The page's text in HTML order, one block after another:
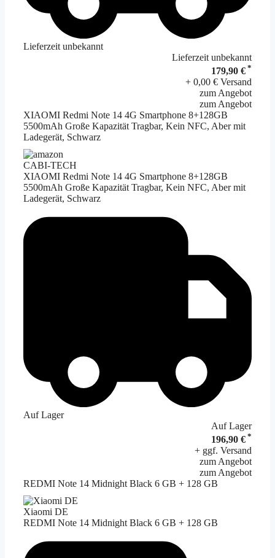
Lieferzeit unbekannt
Lieferzeit unbekannt
179,90 € *
+ 0,00 € Versand
zum Angebot
zum Angebot
XIAOMI Redmi Note 14 4G Smartphone 8+128GB
5500mAh Große Kapazität Tragbar, Kein NFC, Aber mit
Ladegerät, Schwarz
CABI-TECH
XIAOMI Redmi Note 14 4G Smartphone 8+128GB
5500mAh Große Kapazität Tragbar, Kein NFC, Aber mit
Ladegerät, Schwarz
Auf Lager
Auf Lager
196,90 € *
+ ggf. Versand
zum Angebot
zum Angebot
REDMI Note 14 Midnight Black 6 GB + 128 GB
Xiaomi DE
REDMI Note 14 Midnight Black 6 GB + 128 GB